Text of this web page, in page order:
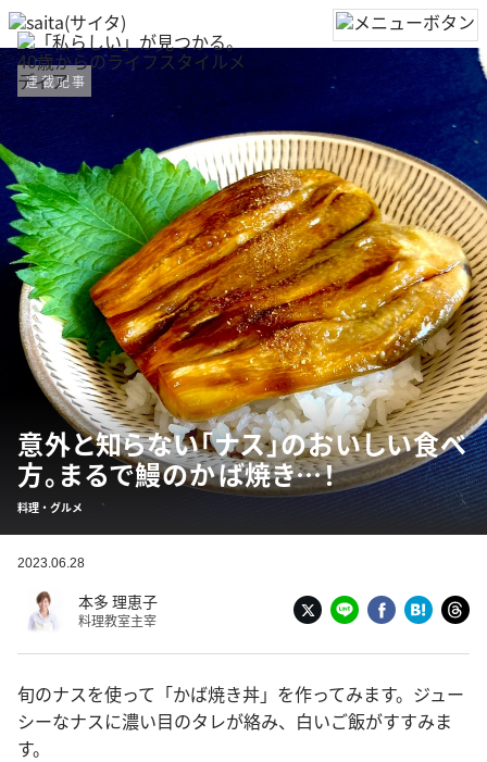
連載記事
意外と知らない「ナス」のおいしい食べ
方。まるで鰻のかば焼き…！
料理・グルメ
2023.06.28
本多 理恵子
料理教室主宰
旬のナスを使って「かば焼き丼」を作ってみます。ジュー
シーなナスに濃い目のタレが絡み、白いご飯がすすみま
す。